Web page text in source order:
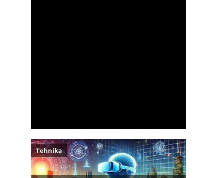
Tehnika